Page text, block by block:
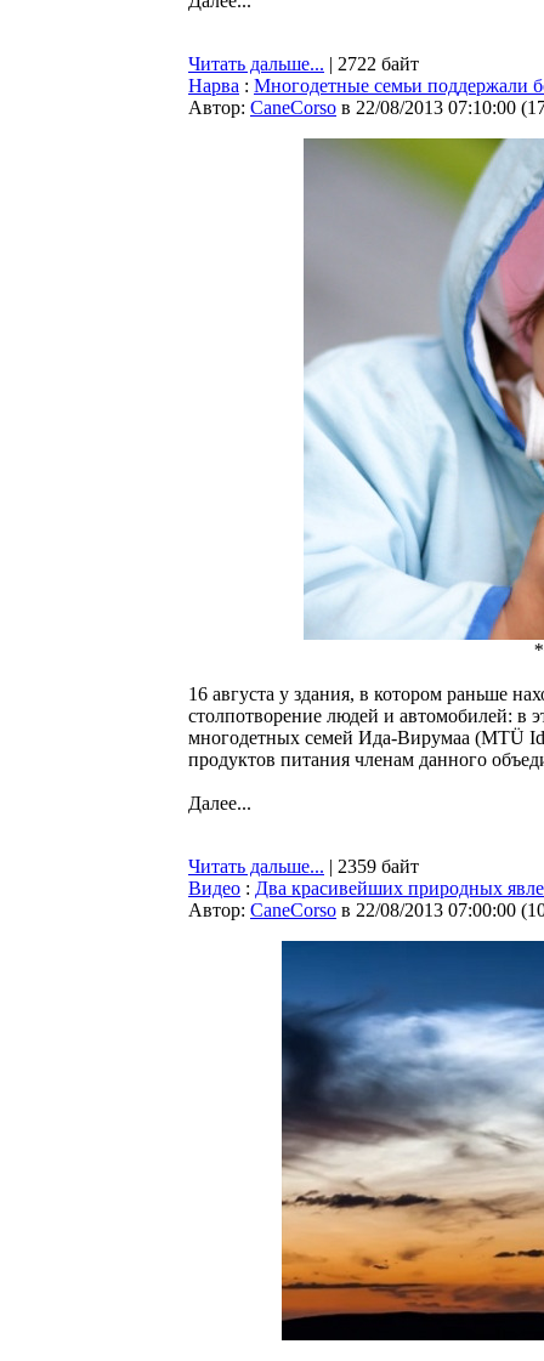
Читать дальше... | 2722 байт
Нарва : Многодетные семьи поддержали
Автор: CaneCorso в 22/08/2013 07:10:00 (
16 августа у здания, в котором раньше
столпотворение людей и автомобилей: в
многодетных семей Ида-Вирумаа (MTÜ
продуктов питания членам данного
Далее...
Читать дальше... | 2359 байт
Видео : Два красивейших природных
Автор: CaneCorso в 22/08/2013 07:00:00 (